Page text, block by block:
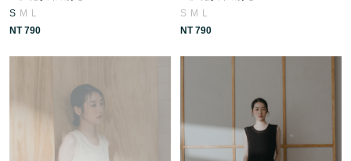
S M
L
NT 790
S M
L
NT 790